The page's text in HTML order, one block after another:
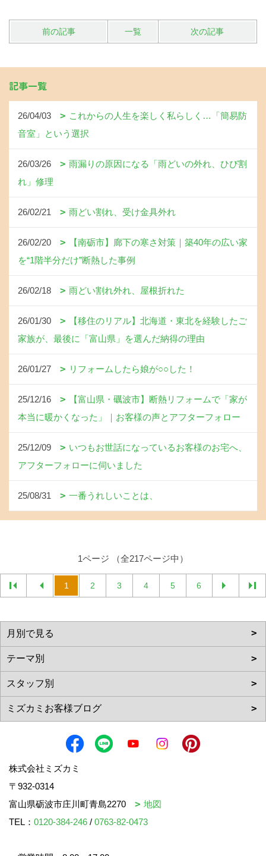
前の記事 一覧 次の記事
記事一覧
26/04/03
これからの人生を楽しく私らしく…「簡易防
音室」という選択
26/03/26
雨漏りの原因になる「雨どいの外れ、ひび割
れ」修理
26/02/21 雨どい割れ、受け金具外れ
26/02/20
【南砺市】廊下の寒さ対策｜築40年の広い家
を“1階半分だけ”断熱した事例
26/02/18 雨どい割れ外れ、屋根折れた
26/01/30
【移住のリアル】北海道・東北を経験したご
家族が、最後に「富山県」を選んだ納得の理由
26/01/27 リフォームしたら娘が○○した！
25/12/16
【富山県・礪波市】断熱リフォームで「家が
本当に暖かくなった」｜お客様の声とアフターフォロー
25/12/09
いつもお世話になっているお客様のお宅へ、
アフターフォローに伺いました
25/08/31 一番うれしいことは、
1ページ （全217ページ中）
1 2 3 4 5 6
株式会社ミズカミ
〒932-0314
富山県砺波市庄川町青島2270
地図
TEL： 0120-384-246 / 0763-82-0473